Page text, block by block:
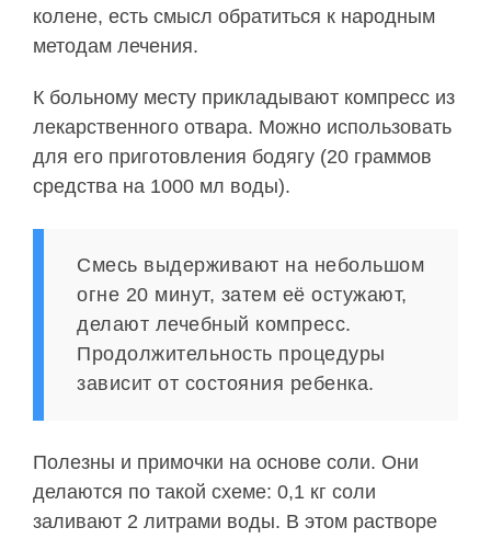
колене, есть смысл обратиться к народным
методам лечения.
К больному месту прикладывают компресс из
лекарственного отвара. Можно использовать
для его приготовления бодягу (20 граммов
средства на 1000 мл воды).
Смесь выдерживают на небольшом
огне 20 минут, затем её остужают,
делают лечебный компресс.
Продолжительность процедуры
зависит от состояния ребенка.
Полезны и примочки на основе соли. Они
делаются по такой схеме: 0,1 кг соли
заливают 2 литрами воды. В этом растворе